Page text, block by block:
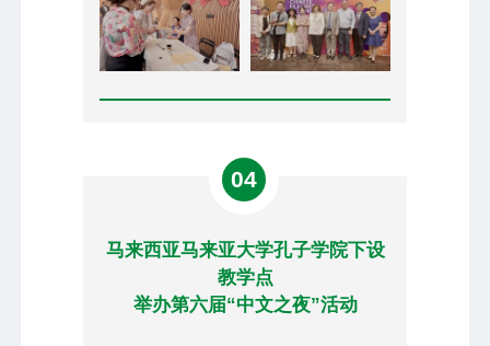
04
马来西亚马来亚大学孔子学院下设
教学点
举办第六届“中文之夜”活动